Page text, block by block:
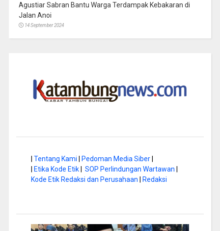
Agustiar Sabran Bantu Warga Terdampak Kebakaran di
Jalan Anoi
14 September 2024
| Tentang Kami | Pedoman Media Siber|
| Etika Kode Etik| SOP Perlindungan Wartawan |
Kode Etik Redaksi dan Perusahaan | Redaksi